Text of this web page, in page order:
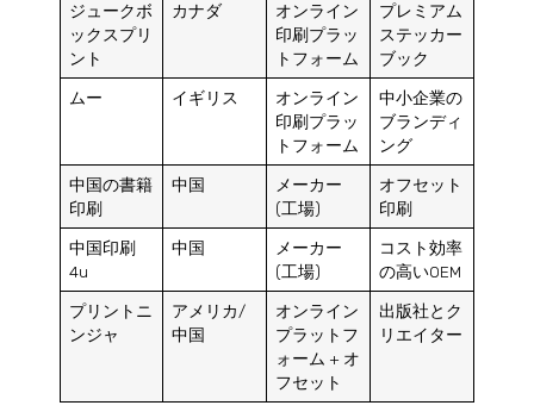
ジュークボ
ックスプリ
ント
カナダ
オンライン
印刷プラッ
トフォーム
プレミアム
ステッカー
ブック
ムー イギリス
オンライン
印刷プラッ
トフォーム
中小企業の
ブランディ
ング
中国の書籍
印刷
中国
メーカー
(工場)
オフセット
印刷
中国印刷
4u
中国
メーカー
(工場)
コスト効率
の高いOEM
プリントニ
ンジャ
アメリカ/
中国
オンライン
プラットフ
ォーム + オ
フセット
出版社とク
リエイター